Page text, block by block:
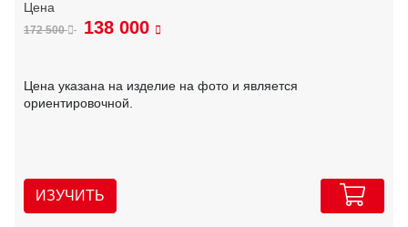
172 500 138 000
Цена указана на изделие на фото и является
ориентировочной.
ИЗУЧИТЬ